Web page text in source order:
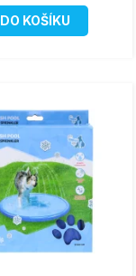
DO KOŠÍKU